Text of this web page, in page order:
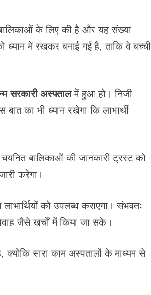
के लिए की है और यह संख्या
में रखकर बनाई गई है, ताकि वे बच्ची
सरकारी अस्पतालमें हुआ हो। निजी
का भी ध्यान रखेगा कि लाभार्थी
बालिकाओं की जानकारी ट्रस्ट को
करेगा।
को उपलब्ध कराएगा। संभवतः
जैसे खर्चों में किया जा सके।
सारा काम अस्पतालों के माध्यम से